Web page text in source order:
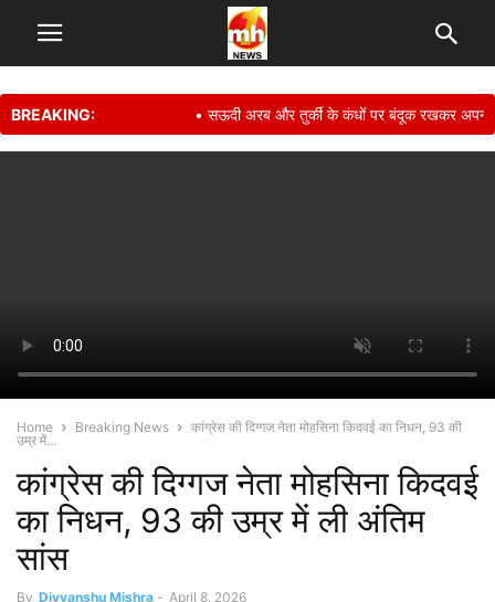
BREAKING: • सऊदी अरब और तुर्की के कंधों पर बंदूक रखकर अपनी
Home Breaking News
कांग्रेस की दिग्गज नेता मोहसिना किदवई का निधन, 93 की
उम्र में...
कांग्रेस की दिग्गज नेता मोहसिना किदवई
का निधन, 93 की उम्र में ली अंतिम
सांस
By Divyanshu Mishra - April 8, 2026